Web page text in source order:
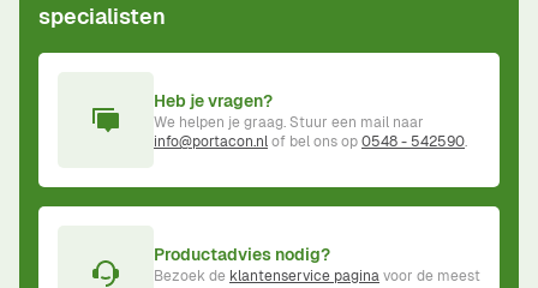
specialisten
Heb je vragen?
We helpen je graag. Stuur een mail naar
info@portacon.nlof bel ons op0548 - 542590.
Productadvies nodig?
Bezoek de klantenservice paginavoor de meest